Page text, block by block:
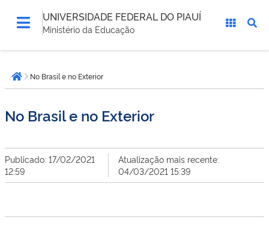
UNIVERSIDADE FEDERAL DO PIAUÍ
Ministério da Educação
está
aqui:Página inicial
No Brasil e no Exterior
No Brasil e no Exterior
Publicado: 17/02/2021
12:59
Atualização mais recente:
04/03/2021 15:39